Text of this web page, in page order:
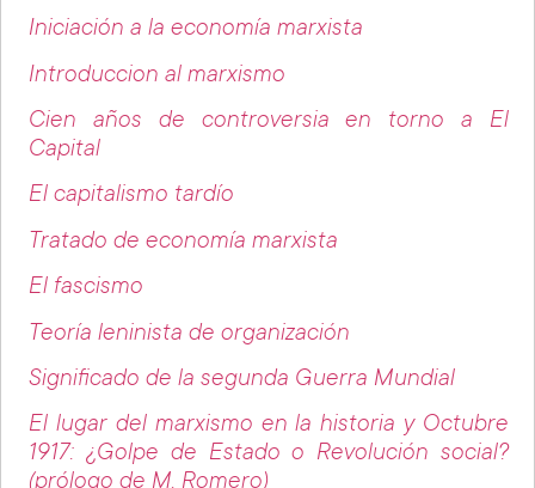
Iniciación a la economía marxista
Introduccion al marxismo
Cien años de controversia en torno a El
Capital
El capitalismo tardío
Tratado de economía marxista
El fascismo
Teoría leninista de organización
Significado de la segunda Guerra Mundial
El lugar del marxismo en la historia y Octubre
1917: ¿Golpe de Estado o Revolución social?